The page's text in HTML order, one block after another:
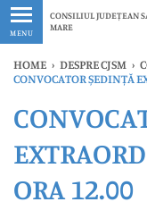
MENU
CONSILIUL JUDEȚEAN
MARE
HOME › DESPRE CJSM ›
CONVOCATOR ȘEDINȚĂ
ORA 12.00